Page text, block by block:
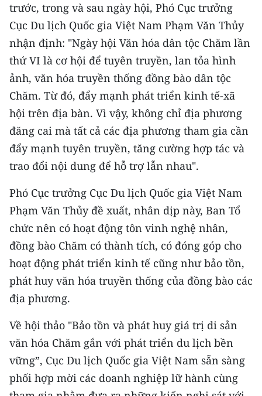
NHÂN DÂN CUỐI TUẦN
NHÂN DÂN HẰNG THÁNG
MUA BÁO
ĐỌC BÁO IN
ENGLISH
中文
FRANÇAIS
РУССКИЙ
ESPAÑOL
한국어
trước, trong và sau ngày hội, Phó Cục trưởng
Cục Du lịch Quốc gia Việt Nam Phạm Văn Thủy
nhận định: "Ngày hội Văn hóa dân tộc Chăm lần
thứ VI là cơ hội để tuyên truyền, lan tỏa hình
ảnh, văn hóa truyền thống đồng bào dân tộc
Chăm. Từ đó, đẩy mạnh phát triển kinh tế-xã
hội trên địa bàn. Vì vậy, không chỉ địa phương
đăng cai mà tất cả các địa phương tham gia cần
đẩy mạnh tuyên truyền, tăng cường hợp tác và
trao đổi nội dung để hỗ trợ lẫn nhau".
Phó Cục trưởng Cục Du lịch Quốc gia Việt Nam
Phạm Văn Thủy đề xuất, nhân dịp này, Ban Tổ
chức nên có hoạt động tôn vinh nghệ nhân,
đồng bào Chăm có thành tích, có đóng góp cho
hoạt động phát triển kinh tế cũng như bảo tồn,
phát huy văn hóa truyền thống của đồng bào các
địa phương.
Về hội thảo "Bảo tồn và phát huy giá trị di sản
văn hóa Chăm gắn với phát triển du lịch bền
vững”, Cục Du lịch Quốc gia Việt Nam sẵn sàng
phối hợp mời các doanh nghiệp lữ hành cùng